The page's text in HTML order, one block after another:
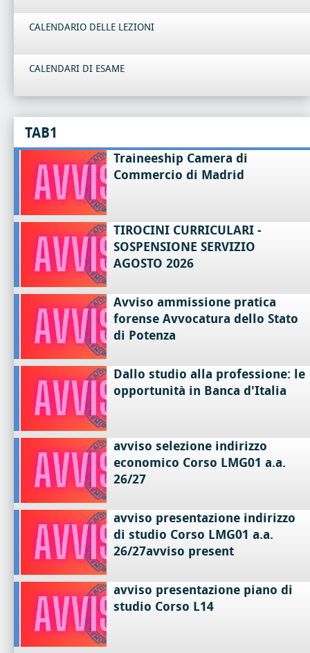
CALENDARIO DELLE LEZIONI
CALENDARI DI ESAME
TAB1
Traineeship Camera di
Commercio di Madrid
TIROCINI CURRICULARI -
SOSPENSIONE SERVIZIO
AGOSTO 2026
Avviso ammissione pratica
forense Avvocatura dello Stato
di Potenza
Dallo studio alla professione: le
opportunità in Banca d'Italia
avviso selezione indirizzo
economico Corso LMG01 a.a.
26/27
avviso presentazione indirizzo
di studio Corso LMG01 a.a.
26/27avviso present
avviso presentazione piano di
studio Corso L14